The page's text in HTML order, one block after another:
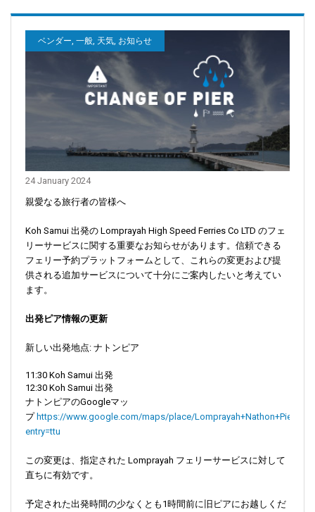
24 January 2024
ベンダー, 一般, 天気, お知らせ
親愛なる旅行者の皆様へ
Koh Samui 出発の Lomprayah High Speed Ferries Co LTD のフェ
リーサービスに関する重要なお知らせがあります。信頼できる
フェリー予約プラットフォームとして、これらの変更および提
供される追加サービスについて十分にご案内したいと考えてい
ます。
出発ピア情報の更新
新しい出発地点: ナトンピア
11:30 Koh Samui 出発
12:30 Koh Samui 出発
ナトンピアのGoogleマッ
プhttps://www.google.com/maps/place/Lomprayah+Nathon+Pier/
entry=ttu
この変更は、指定された Lomprayah フェリーサービスに対して
直ちに有効です。
予定された出発時間の少なくとも1時間前に旧ピアにお越しくだ